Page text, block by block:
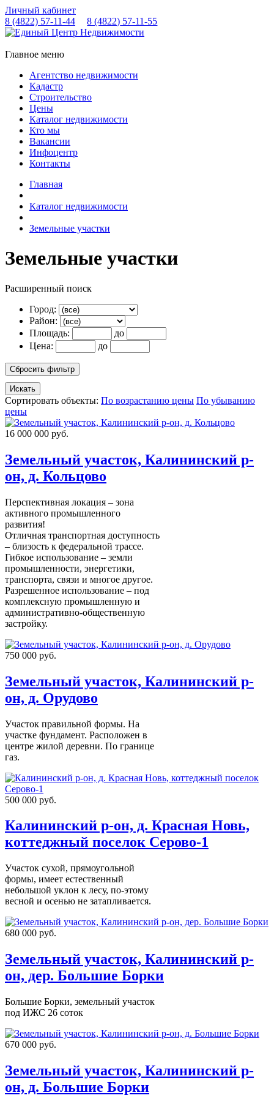
Личный кабинет
8 (4822) 57-11-44 8 (4822) 57-11-55
Главное меню
Агентство недвижимости
Кадастр
Строительство
Цены
Каталог недвижимости
Кто мы
Вакансии
Инфоцентр
Контакты
Главная
Каталог недвижимости
Земельные участки
Земельные участки
Расширенный поиск
Город:
Район:
Площадь:
до
Цена:
до
Сортировать объекты: По возрастанию цены По убыванию
цены
16 000 000 руб.
Земельный участок, Калининский р-
он, д. Кольцово
Перспективная локация – зона
активного промышленного
развития!
Отличная транспортная доступность
– близость к федеральной трассе.
Гибкое использование – земли
промышленности, энергетики,
транспорта, связи и многое другое.
Разрешенное использование – под
комплексную промышленную и
административно-общественную
застройку.
750 000 руб.
Земельный участок, Калининский р-
он, д. Орудово
Участок правильной формы. На
участке фундамент. Расположен в
центре жилой деревни. По границе
газ.
500 000 руб.
Калининский р-он, д. Красная Новь,
коттеджный поселок Серово-1
Участок сухой, прямоугольной
формы, имеет естественный
небольшой уклон к лесу, по-этому
весной и осенью не затапливается.
680 000 руб.
Земельный участок, Калининский р-
он, дер. Большие Борки
Большие Борки, земельный участок
под ИЖС 26 соток
670 000 руб.
Земельный участок, Калининский р-
он, д. Большие Борки